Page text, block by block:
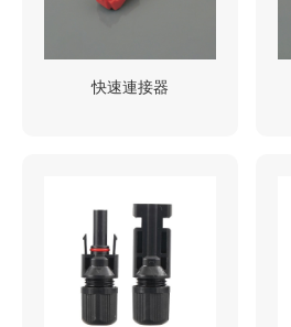
快速連接器